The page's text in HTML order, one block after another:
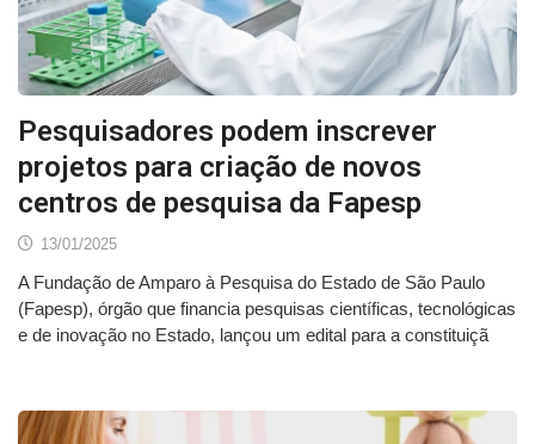
Pesquisadores podem inscrever
projetos para criação de novos
centros de pesquisa da Fapesp
13/01/2025
A Fundação de Amparo à Pesquisa do Estado de São Paulo
(Fapesp), órgão que financia pesquisas científicas, tecnológicas
e de inovação no Estado, lançou um edital para a constituiçã